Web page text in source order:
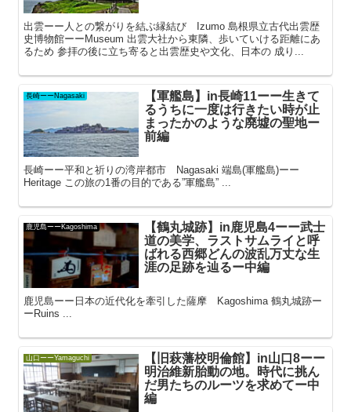
出雲ーー人との繋がりを結ぶ縁結び Izumo 島根県立古代出雲歴
史博物館ーーMuseum 出雲大社から東隣、歩いていける距離にあ
るため 参拝の後に立ち寄ると出雲歴史や文化、日本の 成り...
長崎ーーNagasaki
【軍艦島】in長崎11ーー生きて
るうちに一度は行きたい時が止
まったかのような廃墟の聖地ー
前編
長崎ーー平和と祈りの湾岸都市 Nagasaki 端島(軍艦島)ーー
Heritage この旅の1番の目的である”軍艦島” ...
鹿児島ーーKagoshima
【鶴丸城跡】in鹿児島4ーー武士
道の美学、ラストサムライと呼
ばれる西郷どんの波乱万丈な生
涯の足跡を辿るー中編
鹿児島ーー日本の近代化を牽引した薩摩 Kagoshima 鶴丸城跡ー
ーRuins ...
山口ーーYamaguchi
【旧萩藩校明倫館】in山口8ーー
明治維新胎動の地。時代に挑ん
だ男たちのルーツを求めてー中
編